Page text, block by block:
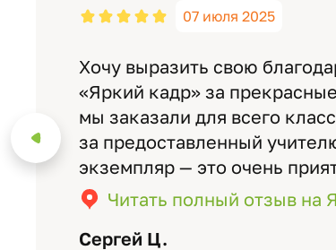
Сергей Ц.
07 июля 2025
Хочу выразить свою
«Яркий кадр» за
мы заказали для всего
за предоставленный
экземпляр — это очень
значимость события.
уровне: плотная бумага,
Читать полный отзыв на